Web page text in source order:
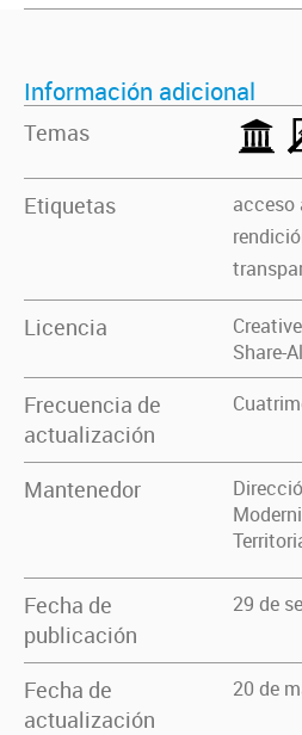
Información adicional
Temas
Etiquetas
acceso
Licencia
Share-
Frecuencia de
actualización
Mantenedor
Fecha de
publicación
29 de
Fecha de
actualización
20 de